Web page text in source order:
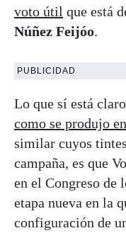
voto útil que está
Núñez Feijóo.
PUBLICIDAD
Lo que sí está
como se produjo
similar cuyos
campaña, es que
en el Congreso de
etapa nueva en la
configuración de